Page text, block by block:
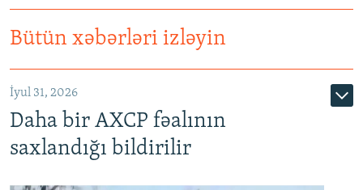
Bütün xəbərləri izləyin
İyul 31, 2026
Daha bir AXCP fəalının
saxlandığı bildirilir